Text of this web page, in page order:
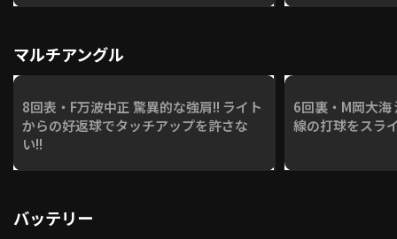
マルチアングル
8回表・F万波中正 驚異的な強肩!! ライト
からの好返球でタッチアップを許さな
い!!
6回裏・M岡大海
線の打球をスラ
バッテリー